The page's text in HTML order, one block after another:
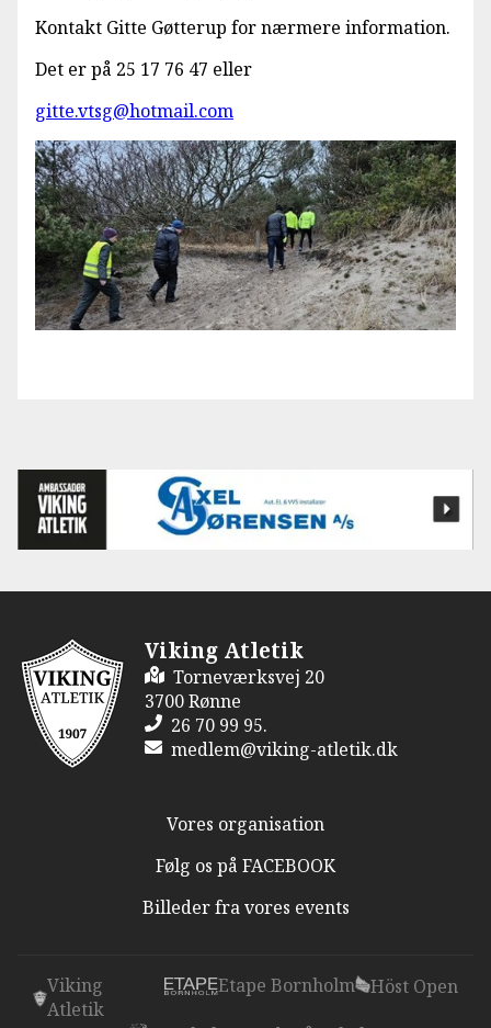
Kontakt Gitte Gøtterup for nærmere information.
Det er på 25 17 76 47 eller
gitte.vtsg@hotmail.com
Viking Atletik
Torneværksvej 20
3700 Rønne
26 70 99 95.
medlem@viking-atletik.dk
Vores organisation
Følg os på FACEBOOK
Billeder fra vores events
Viking
Atletik
Etape Bornholm
Höst Open